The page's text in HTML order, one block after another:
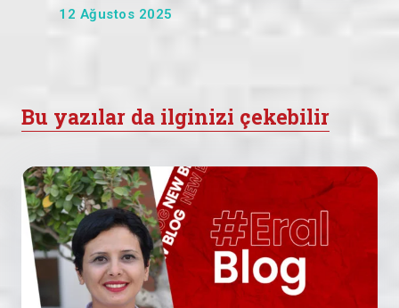
12 Ağustos 2025
Bu yazılar da ilginizi çekebilir